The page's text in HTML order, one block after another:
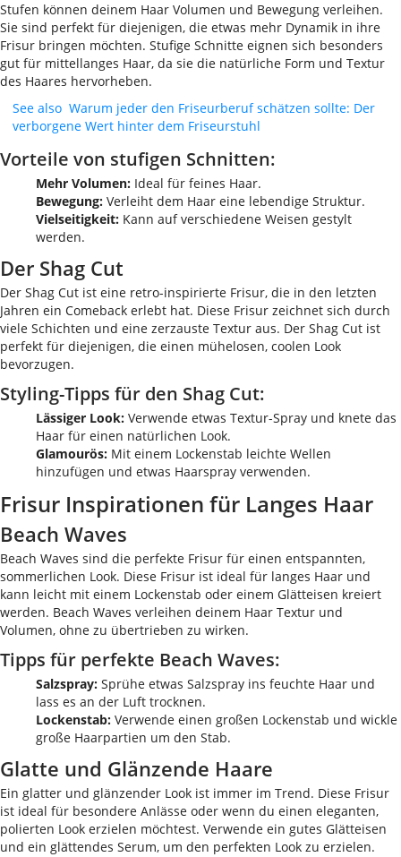
Stufen können deinem Haar Volumen und Bewegung verleihen.
Sie sind perfekt für diejenigen, die etwas mehr Dynamik in ihre
Frisur bringen möchten. Stufige Schnitte eignen sich besonders
gut für mittellanges Haar, da sie die natürliche Form und Textur
des Haares hervorheben.
See also Warum jeder den Friseurberuf schätzen sollte: Der
verborgene Wert hinter dem Friseurstuhl
Vorteile von stufigen Schnitten:
Mehr Volumen: Ideal für feines Haar.
Bewegung: Verleiht dem Haar eine lebendige Struktur.
Vielseitigkeit: Kann auf verschiedene Weisen gestylt
werden.
Der Shag Cut
Der Shag Cut ist eine retro-inspirierte Frisur, die in den letzten
Jahren ein Comeback erlebt hat. Diese Frisur zeichnet sich durch
viele Schichten und eine zerzauste Textur aus. Der Shag Cut ist
perfekt für diejenigen, die einen mühelosen, coolen Look
bevorzugen.
Styling-Tipps für den Shag Cut:
Lässiger Look: Verwende etwas Textur-Spray und knete das
Haar für einen natürlichen Look.
Glamourös: Mit einem Lockenstab leichte Wellen
hinzufügen und etwas Haarspray verwenden.
Frisur Inspirationen für Langes Haar
Beach Waves
Beach Waves sind die perfekte Frisur für einen entspannten,
sommerlichen Look. Diese Frisur ist ideal für langes Haar und
kann leicht mit einem Lockenstab oder einem Glätteisen kreiert
werden. Beach Waves verleihen deinem Haar Textur und
Volumen, ohne zu übertrieben zu wirken.
Tipps für perfekte Beach Waves:
Salzspray: Sprühe etwas Salzspray ins feuchte Haar und
lass es an der Luft trocknen.
Lockenstab: Verwende einen großen Lockenstab und wickle
große Haarpartien um den Stab.
Glatte und Glänzende Haare
Ein glatter und glänzender Look ist immer im Trend. Diese Frisur
ist ideal für besondere Anlässe oder wenn du einen eleganten,
polierten Look erzielen möchtest. Verwende ein gutes Glätteisen
und ein glättendes Serum, um den perfekten Look zu erzielen.